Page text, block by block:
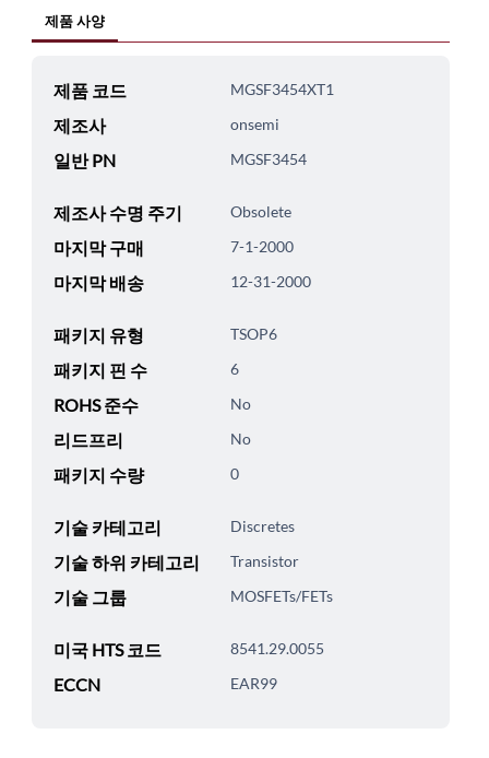
제품 사양
제품 코드 MGSF3454XT1
제조사 onsemi
일반 PN MGSF3454
제조사 수명 주기 Obsolete
마지막 구매 7-1-2000
마지막 배송 12-31-2000
패키지 유형 TSOP6
패키지 핀 수 6
ROHS 준수 No
리드프리 No
패키지 수량 0
기술 카테고리 Discretes
기술 하위 카테고리 Transistor
기술 그룹 MOSFETs/FETs
미국 HTS 코드 8541.29.0055
ECCN EAR99